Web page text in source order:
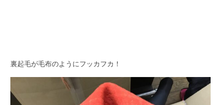
裏起毛が毛布のようにフッカフカ！